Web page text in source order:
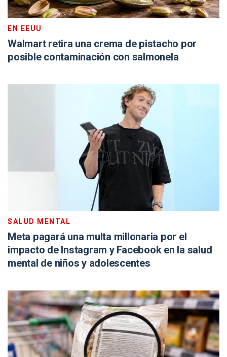
EN EEUU
Walmart retira una crema de pistacho por
posible contaminación con salmonela
SALUD MENTAL
Meta pagará una multa millonaria por el
impacto de Instagram y Facebook en la salud
mental de niños y adolescentes